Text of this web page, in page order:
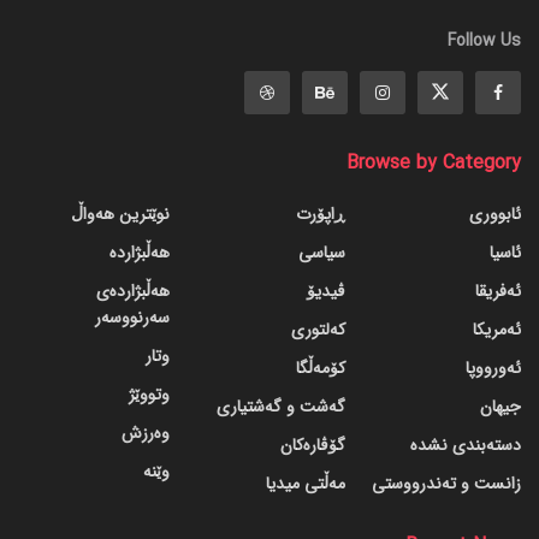
Follow Us
Browse by Category
ئابووری
ئاسیا
ئەفریقا
ئەمریکا
ئەورووپا
جیهان
دسته‌بندی نشده
زانست و تەندرووستی
ڕاپۆرت
سیاسی
ڤیدیۆ
کەلتوری
کۆمەڵگا
گه‌شت و گه‌شتیاری
گۆڤاره‌کان
مەڵتی میدیا
نوێترین هەواڵ
هەڵبژاردە
هەڵبژاردەی
سەرنووسەر
وتار
وتووێژ
وەرزش
وێنە